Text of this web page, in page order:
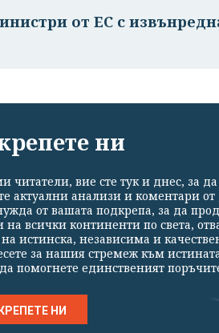
от ЕС с
ни
читатели, вие сте тук и днес, за
актуални анализи и коментари
от вашата подкрепа, за да
на всички континенти по света,
истинска, независима и
за нашия стремеж към
помогнете единственият
НИ